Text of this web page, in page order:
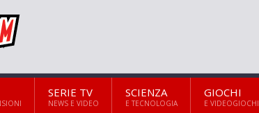
SERIE TV
NEWS E VIDEO
SCIENZA
E TECNOLOGIA
GIOCHI
E VIDEOGIOCHI